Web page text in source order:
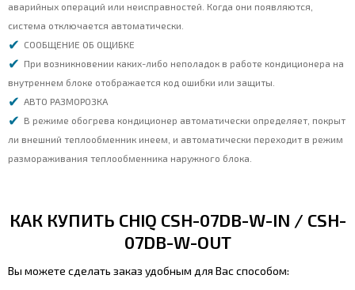
аварийных операций или неисправностей. Когда они появляются,
система отключается автоматически.
СООБЩЕНИЕ ОБ ОЩИБКЕ
При возникновении каких-либо неполадок в работе кондиционера на
внутреннем блоке отображается код ошибки или защиты.
АВТО РАЗМОРОЗКА
В режиме обогрева кондиционер автоматически определяет, покрыт
ли внешний теплообменник инеем, и автоматически переходит в режим
размораживания теплообменника наружного блока.
КАК КУПИТЬ CHIQ CSH-07DB-W-IN / CSH-
07DB-W-OUT
Вы можете сделать заказ удобным для Вас способом: